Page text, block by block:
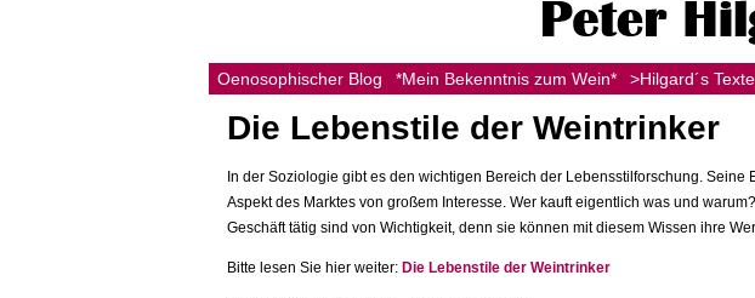
Oenosophischer Blog *Mein Bekenntnis zum Wein* >Hilgard´s
Die Lebenstile der Weintrinker
In der Soziologie gibt es den wichtigen Bereich der Lebensstilforschung. Seine
Aspekt des Marktes von großem Interesse. Wer kauft eigentlich was und
Geschäft tätig sind von Wichtigkeit, denn sie können mit diesem Wissen ihre
Bitte lesen Sie hier weiter: Die Lebenstile der Weintrinker